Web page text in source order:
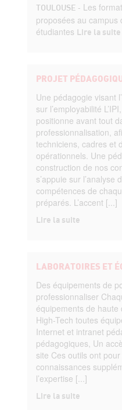
TOULOUSE - Les
proposées au campus
étudiantes Lire la suite
PROJET
Une pédagogie visant
sur l’employabilité
positionne avant tout
professionnalisation,
techniciens, cadres et
opérationnels. Une
construction de nos
s’appuie sur l’analyse
compétences de
préparés. L’accent [...]
Lire la suite
LABORATOIRES ET
Des équipements de
professionnaliser
équipements de haute
High-Tech toutes
Internet et intranet
pédagogiques, Un
site Ces outils ont
connaissances
l’expertise [...]
Lire la suite